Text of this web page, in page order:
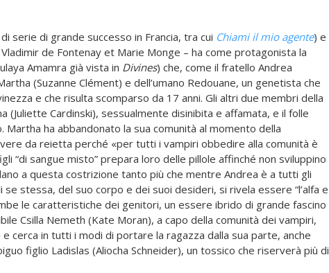
serie di grande successo in Francia, tra cui Chiami il mio agente) e
de Fontenay et Marie Monge – ha come protagonista la
Amamra già vista in Divines) che, come il fratello Andrea
(Suzanne Clément) e dell’umano Redouane, un genetista che
e che risulta scomparso da 17 anni. Gli altri due membri della
(Juliette Cardinski), sessualmente disinibita e affamata, e il folle
ha abbandonato la sua comunità al momento della
da reietta perché «per tutti i vampiri obbedire alla comunità è
“di sangue misto” prepara loro delle pillole affinché non sviluppino
a questa costrizione tanto più che mentre Andrea è a tutti gli
stessa, del suo corpo e dei suoi desideri, si rivela essere “l’alfa e
le caratteristiche dei genitori, un essere ibrido di grande fascino
Csilla Nemeth (Kate Moran), a capo della comunità dei vampiri,
cerca in tutti i modi di portare la ragazza dalla sua parte, anche
figlio Ladislas (Aliocha Schneider), un tossico che riserverà più di